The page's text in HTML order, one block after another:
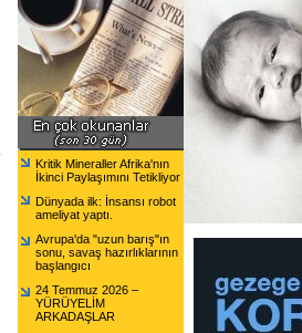
Kritik Mineraller Afrika'nın
İkinci Paylaşımını Tetikliyor
Dünyada ilk: İnsansı robot
ameliyat yaptı.
Avrupa'da "uzun barış"ın
sonu, savaş hazırlıklarının
başlangıcı
24 Temmuz 2026 –
YÜRÜYELİM
ARKADAŞLAR